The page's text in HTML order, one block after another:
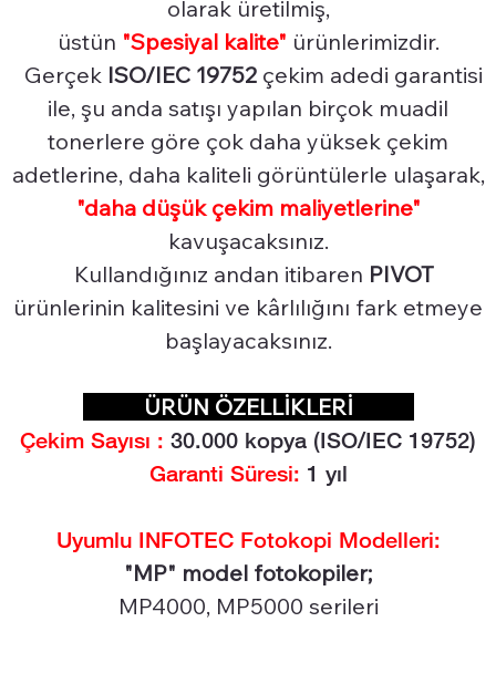
olarak üretilmiş,
üstün "Spesiyal kalite" ürünlerimizdir.
Gerçek ISO/IEC 19752 çekim adedi garantisi
ile, şu anda satışı yapılan birçok muadil
tonerlere göre çok daha yüksek çekim
adetlerine, daha kaliteli görüntülerle ulaşarak,
"daha düşük çekim maliyetlerine"
kavuşacaksınız.
Kullandığınız andan itibaren PIVOT
ürünlerinin kalitesini ve kârlılığını fark etmeye
başlayacaksınız.
ÜRÜN ÖZELLİKLERİ
Çekim Sayısı : 30.000 kopya (ISO/IEC 19752)
Garanti Süresi: 1 yıl
Uyumlu INFOTEC Fotokopi Modelleri:
"MP" model fotokopiler;
MP4000, MP5000 serileri